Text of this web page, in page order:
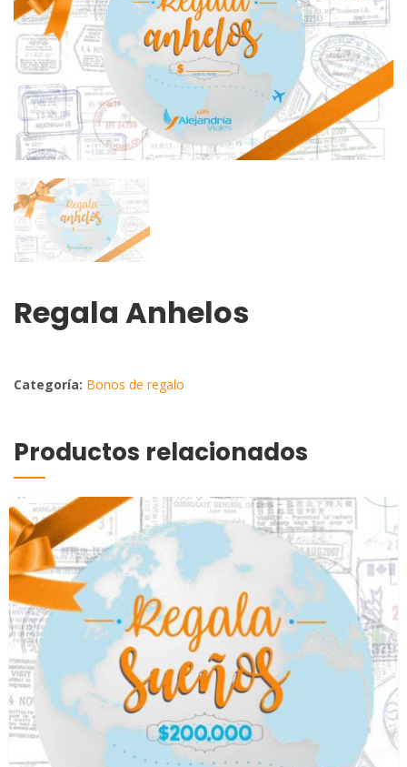
Regala Anhelos
Categoría: Bonos de regalo
Productos relacionados